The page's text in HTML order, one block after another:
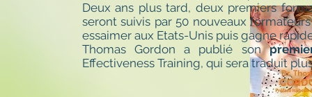
Deux ans plus tard, deux premiers
seront suivis par 50 nouveaux
essaimer aux Etats-Unis puis gagne
Thomas Gordon a publié son
Effectiveness Training, qui sera traduit